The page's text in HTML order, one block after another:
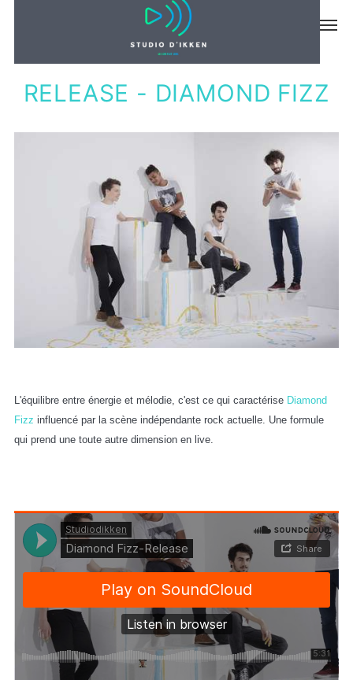
MUSIQUE
RELEASE - DIAMOND FIZZ
L'équilibre entre énergie et mélodie, c'est ce qui caractérise Diamond
Fizz influencé par la scène indépendante rock actuelle. Une formule
qui prend une touteautre dimension en live.